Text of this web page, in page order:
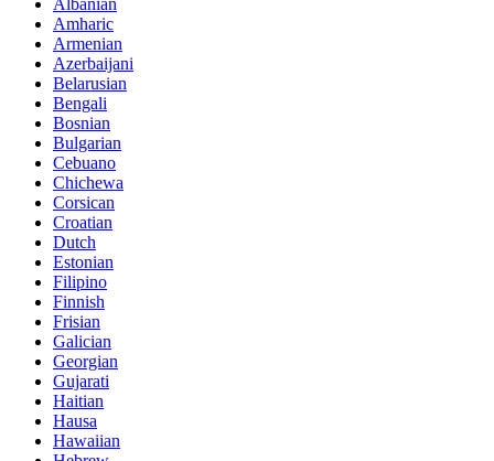
Albanian
Amharic
Armenian
Azerbaijani
Belarusian
Bengali
Bosnian
Bulgarian
Cebuano
Chichewa
Corsican
Croatian
Dutch
Estonian
Filipino
Finnish
Frisian
Galician
Georgian
Gujarati
Haitian
Hausa
Hawaiian